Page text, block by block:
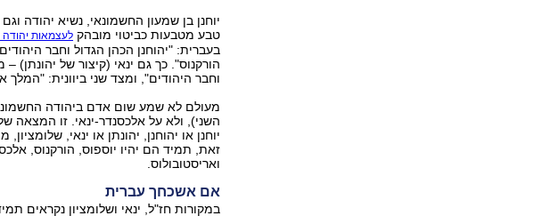
יוחנן בן שמעון החשמונאי, נשיא יהודה
טבע מטבעות כביטוי מובהק לעצמאות
בעברית: "יהוחנן הכהן הגדול וחבר
הורקנוס". כך גם ינאי (קיצור של יהונתן)
וחבר היהודים", ומצד שני ביוונית: "המלך
מעולם לא שמע שום אדם ביהודה
השני), ולא על אלכסנדר-ינאי. זו המצאה
יוחנן או יהוחנן, יהונתן או ינאי,
זאת, תמיד הם יהיו יוספוס, הורקנוס,
ואריסטובולוס.
אם אשכחך עברית
במקורות חז"ל, ינאי ושלומציון נקראים